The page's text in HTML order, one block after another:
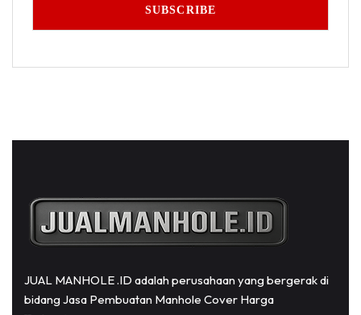
JUAL MANHOLE .ID adalah perusahaan yang bergerak di
bidang Jasa Pembuatan Manhole Cover Harga